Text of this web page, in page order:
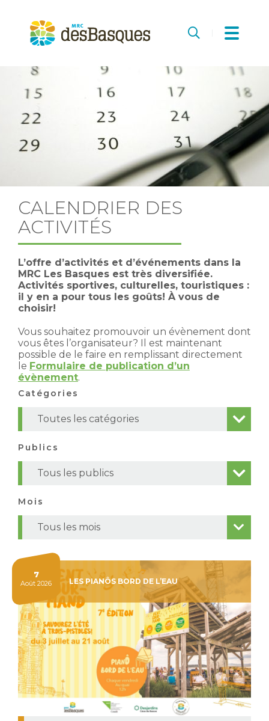
des
Basques
Recherche
CALENDRIER DES
ACTIVITÉS
L’offre d’activités et d’événements dans la
MRC Les Basques est très diversifiée.
Activités sportives, culturelles, touristiques :
il y en a pour tous les goûts! À vous de
choisir!
Vous souhaitez promouvoir un évènement dont
vous êtes l’organisateur? Il est maintenant
possible de le faire en remplissant directement
le Formulaire de publication d’un
évènement.
Catégories
Toutes les catégories
Publics
Tous les publics
Mois
événementsLES PIANÔS BORD DE L’EAU
7
Août 2026